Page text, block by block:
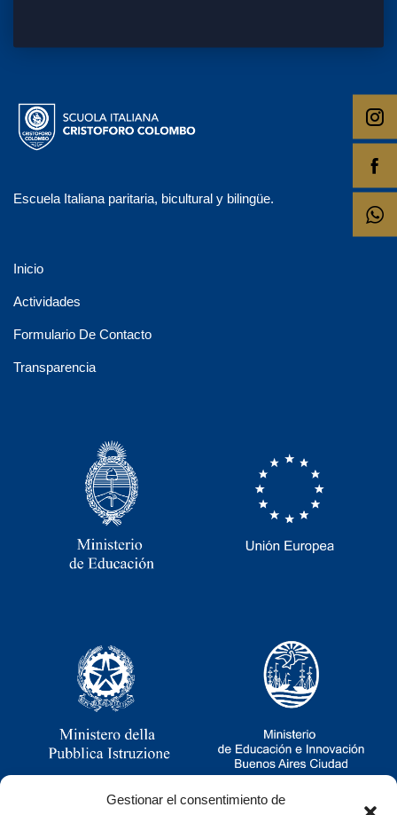
Gestionar el consentimiento de
Escuela Italiana paritaria, bicultural y bilingüe.
Inicio
Actividades
Formulario De Contacto
Transparencia